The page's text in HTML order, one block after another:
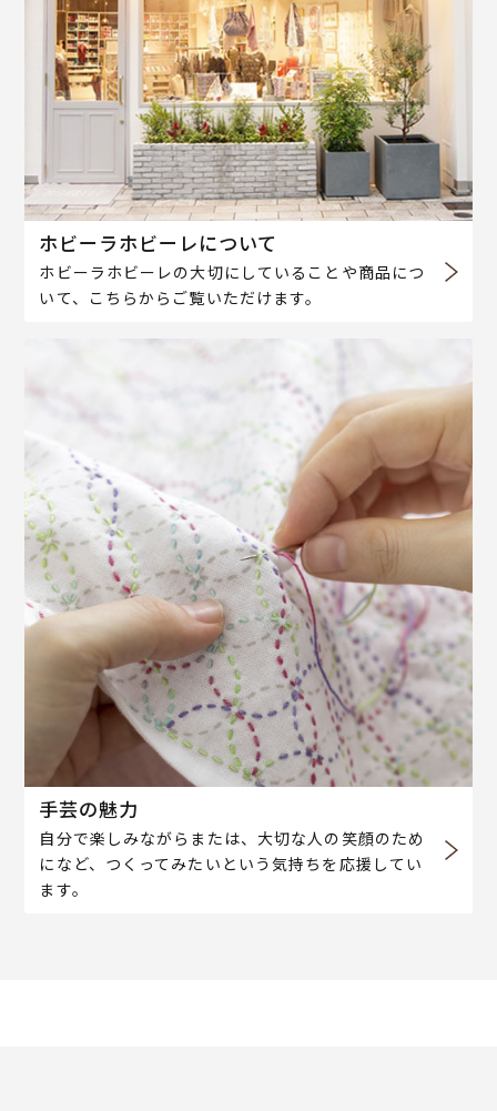
ホビーラホビーレについて
ホビーラホビーレの大切にしていることや商品につ
いて、こちらからご覧いただけます。
手芸の魅力
自分で楽しみながらまたは、大切な人の笑顔のため
になど、つくってみたいという気持ちを応援してい
ます。